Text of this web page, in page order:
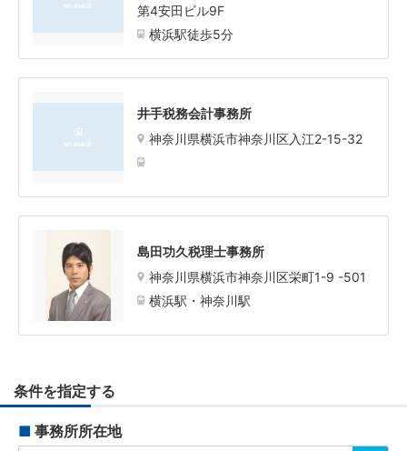
第4安田ビル9F
横浜駅徒歩5分
井手税務会計事務所
神奈川県横浜市神奈川区入江2-15-32
島田功久税理士事務所
神奈川県横浜市神奈川区栄町1-9 -501
横浜駅・神奈川駅
条件を指定する
■ 事務所所在地